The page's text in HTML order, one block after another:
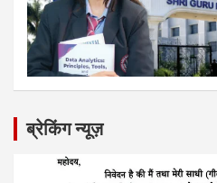
ब्रेकिंग न्यूज़